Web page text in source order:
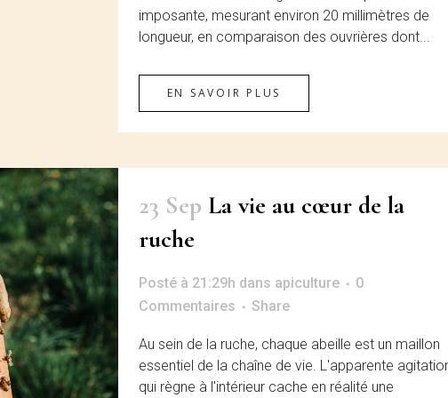
imposante, mesurant environ 20 millimètres de
longueur, en comparaison des ouvrières dont...
EN SAVOIR PLUS
23 Sep La vie au cœur de la
ruche
Posté à 21:29h dans apiculture
0
Commentaires
Share
Au sein de la ruche, chaque abeille est un maillon
essentiel de la chaîne de vie. L'apparente
qui règne à l'intérieur cache en réalité une